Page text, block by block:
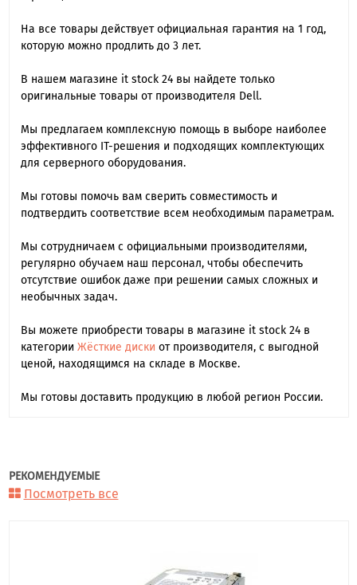
На все товары действует официальная гарантия на 1 год,
которую можно продлить до 3 лет.
В нашем магазине it stock 24 вы найдете только
оригинальные товары от производителя Dell.
Мы предлагаем комплексную помощь в выборе наиболее
эффективного IT-решения и подходящих комплектующих
для серверного оборудования.
Мы готовы помочь вам сверить совместимость и
подтвердить соответствие всем необходимым параметрам.
Мы сотрудничаем с официальными производителями,
регулярно обучаем наш персонал, чтобы обеспечить
отсутствие ошибок даже при решении самых сложных и
необычных задач.
Вы можете приобрести товары в магазине it stock 24 в
категории Жёсткие диски от производителя, с выгодной
ценой, находящимся на складе в Москве.
Мы готовы доставить продукцию в любой регион России.
РЕКОМЕНДУЕМЫЕ
Посмотреть все